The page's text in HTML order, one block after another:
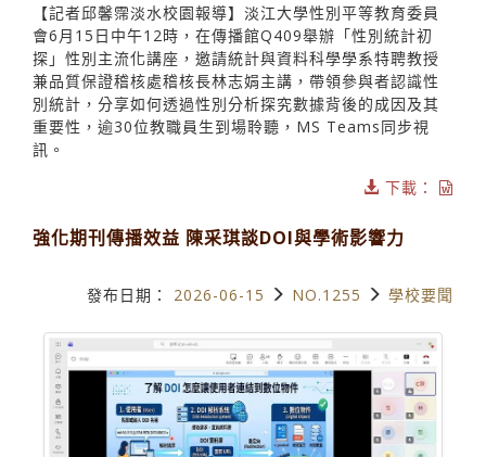
【記者邱馨霈淡水校園報導】淡江大學性別平等教育委員
會6月15日中午12時，在傳播館Q409舉辦「性別統計初
探」性別主流化講座，邀請統計與資料科學學系特聘教授
兼品質保證稽核處稽核長林志娟主講，帶領參與者認識性
別統計，分享如何透過性別分析探究數據背後的成因及其
重要性，逾30位教職員生到場聆聽，MS Teams同步視
訊。
下載：
強化期刊傳播效益 陳采琪談DOI與學術影響力
發布日期： 2026-06-15 NO.1255 學校要聞